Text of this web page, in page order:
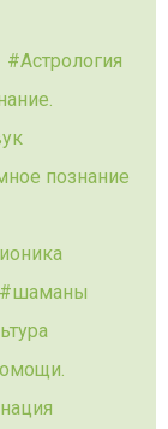
Астрология
познание
шаманы